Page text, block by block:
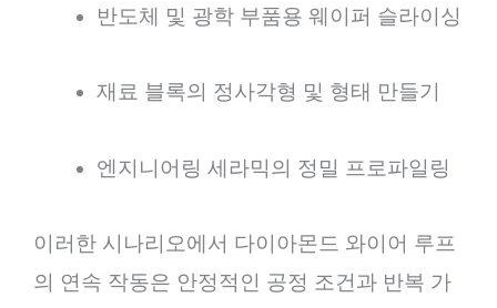
반도체 및 광학 부품용 웨이퍼 슬라이싱
재료 블록의 정사각형 및 형태 만들기
엔지니어링 세라믹의 정밀 프로파일링
이러한 시나리오에서 다이아몬드 와이어 루프
의 연속 작동은 안정적인 공정 조건과 반복 가